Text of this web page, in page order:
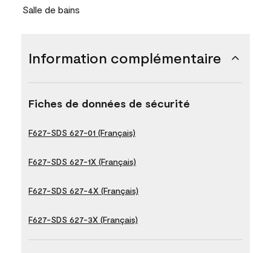
Salle de bains
Information complémentaire
Fiches de données de sécurité
F627-SDS 627-01 (Français)
F627-SDS 627-1X (Français)
F627-SDS 627-4X (Français)
F627-SDS 627-3X (Français)